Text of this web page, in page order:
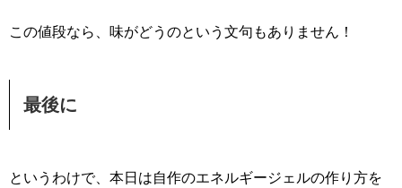
この値段なら、味がどうのという文句もありません！
最後に
というわけで、本日は自作のエネルギージェルの作り方を